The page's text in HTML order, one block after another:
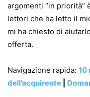
argomenti “in priorità”
lettori che ha letto il
mi ha chiesto di
offerta.
Navigazione rapida: 10
dell’acquirente